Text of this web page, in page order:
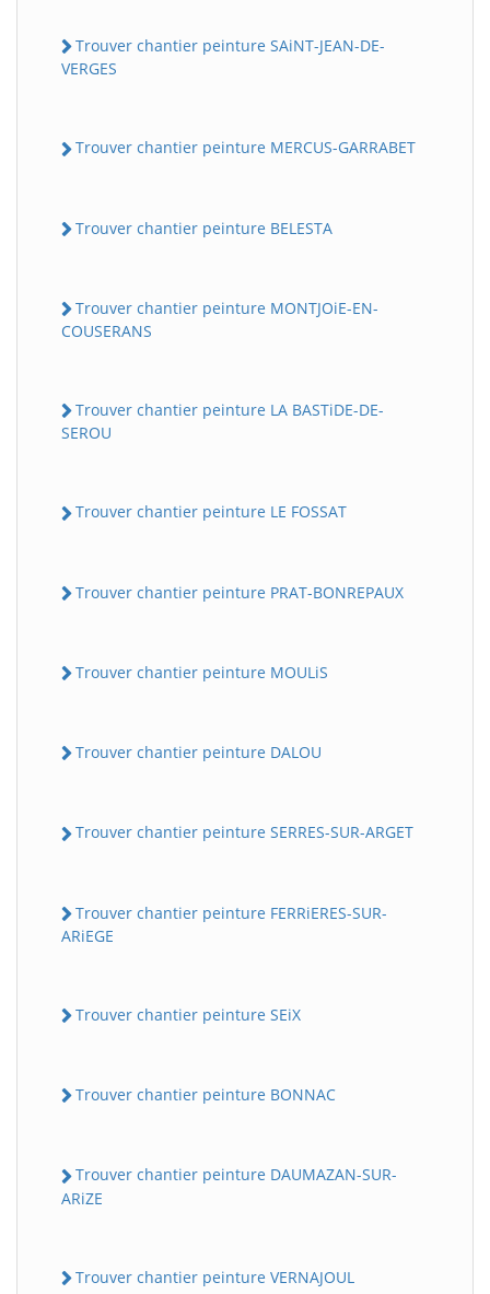
Trouver chantier peinture SAiNT-JEAN-DE-
VERGES
Trouver chantier peinture MERCUS-GARRABET
Trouver chantier peinture BELESTA
Trouver chantier peinture MONTJOiE-EN-
COUSERANS
Trouver chantier peinture LA BASTiDE-DE-
SEROU
Trouver chantier peinture LE FOSSAT
Trouver chantier peinture PRAT-BONREPAUX
Trouver chantier peinture MOULiS
Trouver chantier peinture DALOU
Trouver chantier peinture SERRES-SUR-ARGET
Trouver chantier peinture FERRiERES-SUR-
ARiEGE
Trouver chantier peinture SEiX
Trouver chantier peinture BONNAC
Trouver chantier peinture DAUMAZAN-SUR-
ARiZE
Trouver chantier peinture VERNAJOUL